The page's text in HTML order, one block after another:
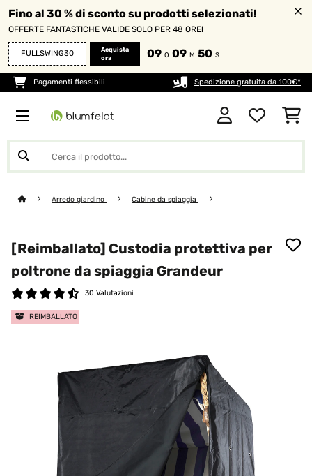
Fino al 30 % di sconto su prodotti selezionati!
OFFERTE FANTASTICHE VALIDE SOLO PER 48 ORE!
FULLSWING30
Acquista
ora
09 O 09 M 48 S
Pagamenti flessibili Spedizione gratuita da 100€*
Arredo giardino Cabine da spiaggia
[Reimballato] Custodia protettiva per
poltrone da spiaggia Grandeur
30 Valutazioni
REIMBALLATO